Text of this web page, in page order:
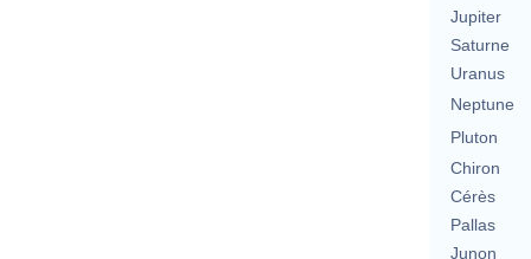
Jupiter
Saturne
Uranus
Neptune
Pluton
Chiron
Cérès
Pallas
Junon